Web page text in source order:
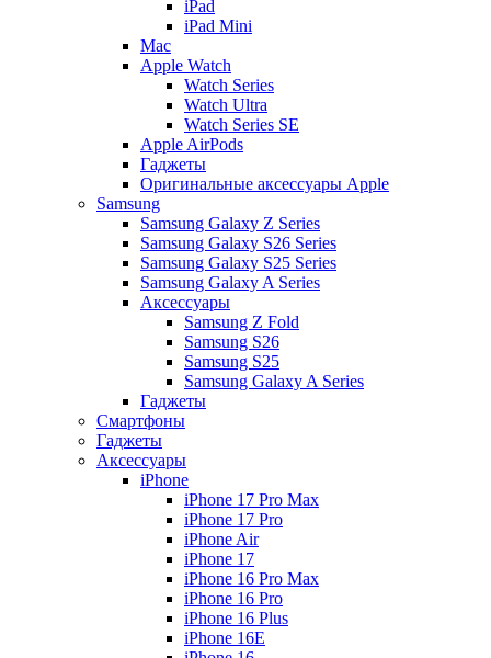
iPad
iPad Mini
Mac
Apple Watch
Watch Series
Watch Ultra
Watch Series SE
Apple AirPods
Гаджеты
Оригинальные аксессуары Apple
Samsung
Samsung Galaxy Z Series
Samsung Galaxy S26 Series
Samsung Galaxy S25 Series
Samsung Galaxy A Series
Аксессуары
Samsung Z Fold
Samsung S26
Samsung S25
Samsung Galaxy A Series
Гаджеты
Смартфоны
Гаджеты
Аксессуары
iPhone
iPhone 17 Pro Max
iPhone 17 Pro
iPhone Air
iPhone 17
iPhone 16 Pro Max
iPhone 16 Pro
iPhone 16 Plus
iPhone 16E